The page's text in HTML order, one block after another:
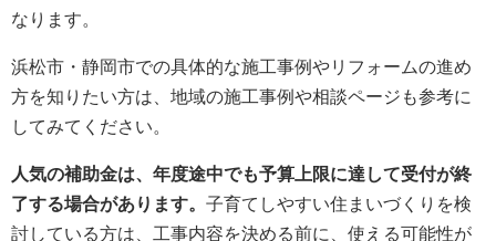
なります。
浜松市・静岡市での具体的な施工事例やリフォームの進め
方を知りたい方は、地域の施工事例や相談ページも参考に
してみてください。
人気の補助金は、年度途中でも予算上限に達して受付が終
了する場合があります。 子育てしやすい住まいづくりを検
討している方は、工事内容を決める前に、使える可能性が